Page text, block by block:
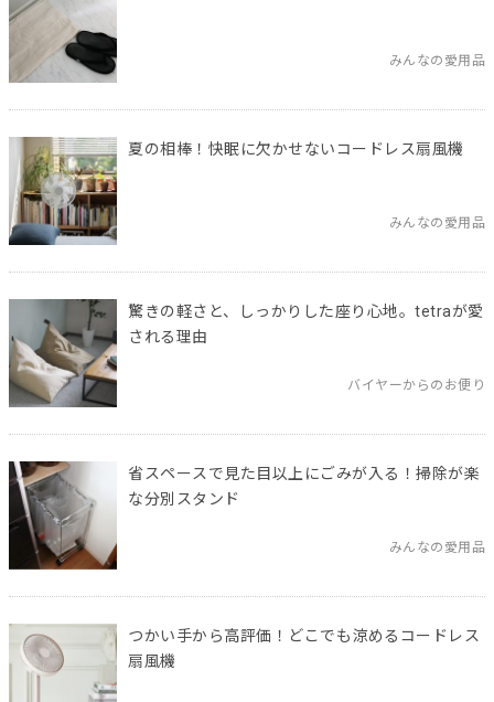
みんなの愛用品
夏の相棒！快眠に欠かせないコードレス扇風機
みんなの愛用品
驚きの軽さと、しっかりした座り心地。tetraが愛
される理由
バイヤーからのお便り
省スペースで見た目以上にごみが入る！掃除が楽
な分別スタンド
みんなの愛用品
つかい手から高評価！どこでも涼めるコードレス
扇風機